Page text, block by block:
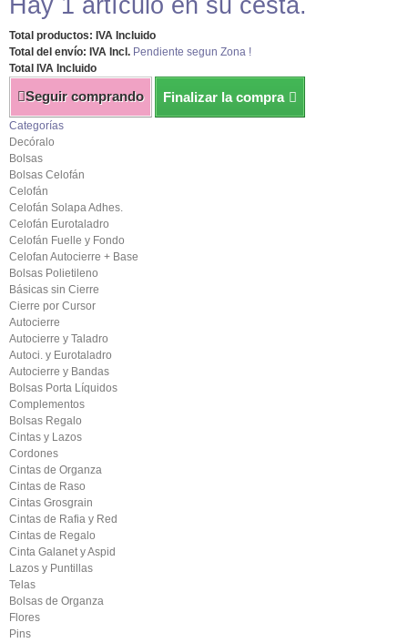
Hay 1 artículo en su cesta.
Total productos: IVA Incluido
Total del envío: IVA Incl. Pendiente segun Zona !
Total IVA Incluido
Seguir comprando Finalizar la compra
Categorías
Decóralo
Bolsas
Bolsas Celofán
Celofán
Celofán Solapa Adhes.
Celofán Eurotaladro
Celofán Fuelle y Fondo
Celofan Autocierre + Base
Bolsas Polietileno
Básicas sin Cierre
Cierre por Cursor
Autocierre
Autocierre y Taladro
Autoci. y Eurotaladro
Autocierre y Bandas
Bolsas Porta Líquidos
Complementos
Bolsas Regalo
Cintas y Lazos
Cordones
Cintas de Organza
Cintas de Raso
Cintas Grosgrain
Cintas de Rafia y Red
Cintas de Regalo
Cinta Galanet y Aspid
Lazos y Puntillas
Telas
Bolsas de Organza
Flores
Pins